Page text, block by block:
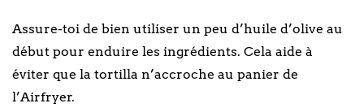
Assure-toi de bien utiliser un peu d’huile d’olive au
début pour enduire les ingrédients. Cela aide à
éviter que la tortilla n’accroche au panier de
l’Airfryer.